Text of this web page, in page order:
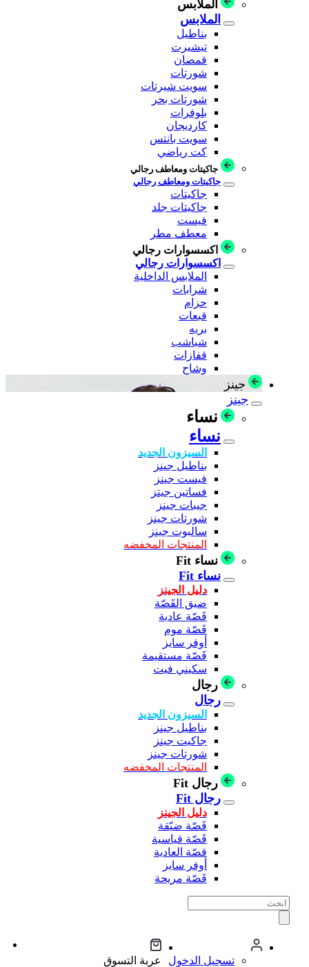
الملابس
الملابس
بناطيل
تيشيرت
قمصان
شورتات
سويت شيرتات
شورتات بحر
بلوفرات
كارديجان
سويت بانتس
كت رياضي
جاكيتات ومعاطف رجالي
جاكيتات ومعاطف رجالي
جاكيتات
جاكيتات جلد
فيست
معطف مطر
اكسسوارات رجالي
اكسسوارات رجالي
الملابس الداخلية
شرابات
حزام
قبعات
بريه
شباشب
قفازات
وشاح
جينز
جينز
نساء
نساء
السيزون الجديد
بناطيل جينز
فيست جينز
فساتين جيتز
جيبات جينز
شورتات جينز
سالبوت جينز
المنتجات المخفضه
نساء Fit
نساء Fit
دليل الجينز
ضيق القَصّة
قَصّة عادية
قَصّة موم
أوفر سايز
قَصّة مستقيمة
سكيني فيت
رجال
رجال
السيزون الجديد
بناطيل جينز
جاكيت جينز
شورتات جينز
المنتجات المخفضه
رجال Fit
رجال Fit
دليل الجينز
قَصّة ضيّقة
قَصّة قياسية
قصّة العادية
أوفر سايز
قَصّة مريحة
تسجيل الدخول
عربة التسوق